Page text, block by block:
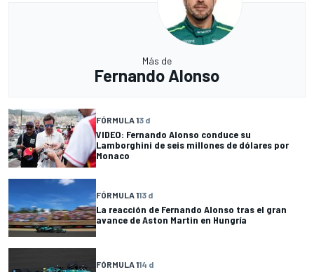
Más de
Fernando Alonso
FÓRMULA 13 d
VIDEO: Fernando Alonso conduce su
Lamborghini de seis millones de dólares por
Monaco
FÓRMULA 113 d
La reacción de Fernando Alonso tras el gran
avance de Aston Martin en Hungría
FÓRMULA 114 d